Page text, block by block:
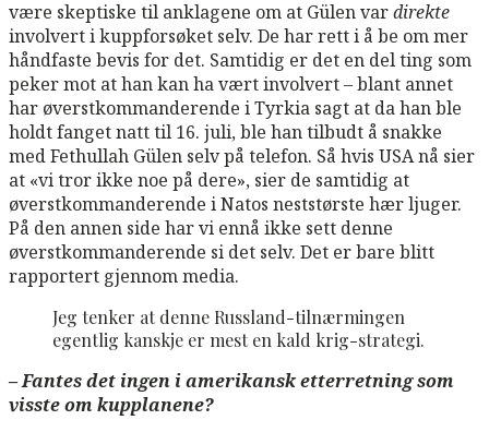
være skeptiske til anklagene om at Gülen vardirekte
involvert i kuppforsøket selv. De har rett i å be om mer
håndfaste bevis for det. Samtidig er det en del ting som
peker mot at han kan ha vært involvert – blant annet
har øverstkommanderende i Tyrkia sagt at da han ble
holdt fanget natt til 16. juli, ble han tilbudt å snakke
med Fethullah Gülen selv på telefon. Så hvis USA nå sier
at «vi tror ikke noe på dere», sier de samtidig at
øverstkommanderende i Natos neststørste hær ljuger.
På den annen side har vi ennå ikke sett denne
øverstkommanderende si det selv. Det er bare blitt
rapportert gjennom media.
Jeg tenker at denne Russland-tilnærmingen
egentlig kanskje er mest en kald krig-strategi.
– Fantes det ingen i amerikansk etterretning som
visste om kupplanene?